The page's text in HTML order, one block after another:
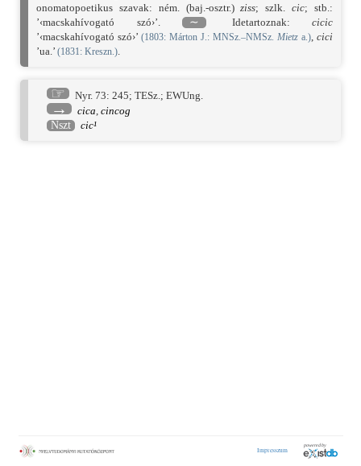
onomatopoetikus szavak: ném. (baj.-osztr.)ziss; szlk.cic; stb.:
’‹macskahívogató szó›’.
∼ Idetartoznak: cicic
’‹macskahívogató szó›’ (1803: Márton J.: MNSz.–NMSz. Mietz a.), cici
’ua.’ (1831: Kreszn.).
☞ Nyr. 73: 245;TESz.;EWUng.
→ cica,cincog
Nszt
cic¹